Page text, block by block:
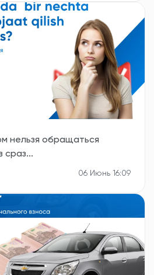
нельзя обращаться
сраз...
06 Июнь 16:09